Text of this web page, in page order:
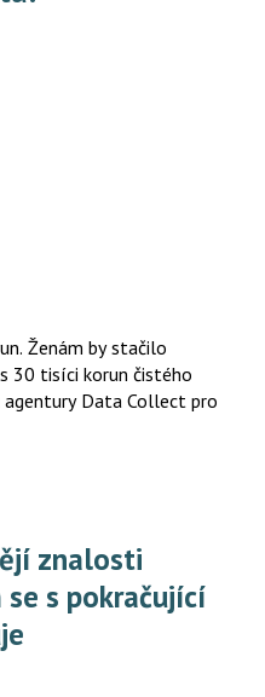
Ženám by stačilo
30 tisíci korun čistého
Data Collect pro
s pokračující